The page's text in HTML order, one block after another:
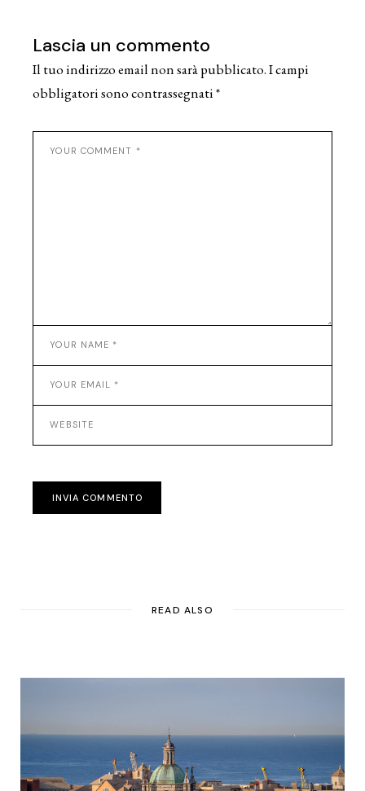
Lascia un commento
Il tuo indirizzo email non sarà pubblicato.I campi
obbligatori sono contrassegnati*
INVIA COMMENTO
READ ALSO